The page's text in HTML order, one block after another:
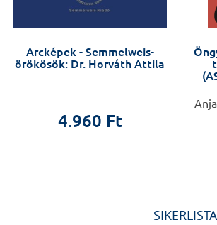
Arcképek - Semmelweis-
örökösök: Dr. Horváth Attila
4.960 Ft
SIKERLISTA